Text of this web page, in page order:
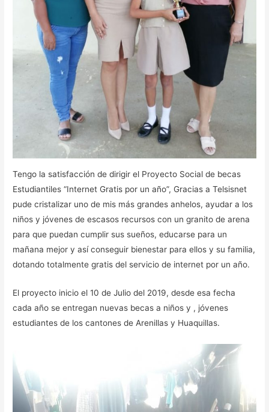
Tengo la satisfacción de dirigir el Proyecto Social de becas
Estudiantiles “Internet Gratis por un año”, Gracias a Telsisnet
pude cristalizar uno de mis más grandes anhelos, ayudar a los
niños y jóvenes de escasos recursos con un granito de arena
para que puedan cumplir sus sueños, educarse para un
mañana mejor y así conseguir bienestar para ellos y su familia,
dotando totalmente gratis del servicio de internet por un año.
El proyecto inicio el 10 de Julio del 2019, desde esa fecha
cada año se entregan nuevas becas a niños y , jóvenes
estudiantes de los cantones de Arenillas y Huaquillas.